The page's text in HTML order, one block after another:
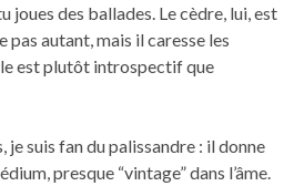
joues des ballades. Le cèdre, lui, est
pas autant, mais il caresse les
est plutôt introspectif que
je suis fan du palissandre : il donne
presque “vintage” dans l’âme.